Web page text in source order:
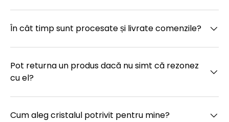
În cât timp sunt procesate și livrate comenzile?
Pot returna un produs dacă nu simt că rezonez
cu el?
Cum aleg cristalul potrivit pentru mine?